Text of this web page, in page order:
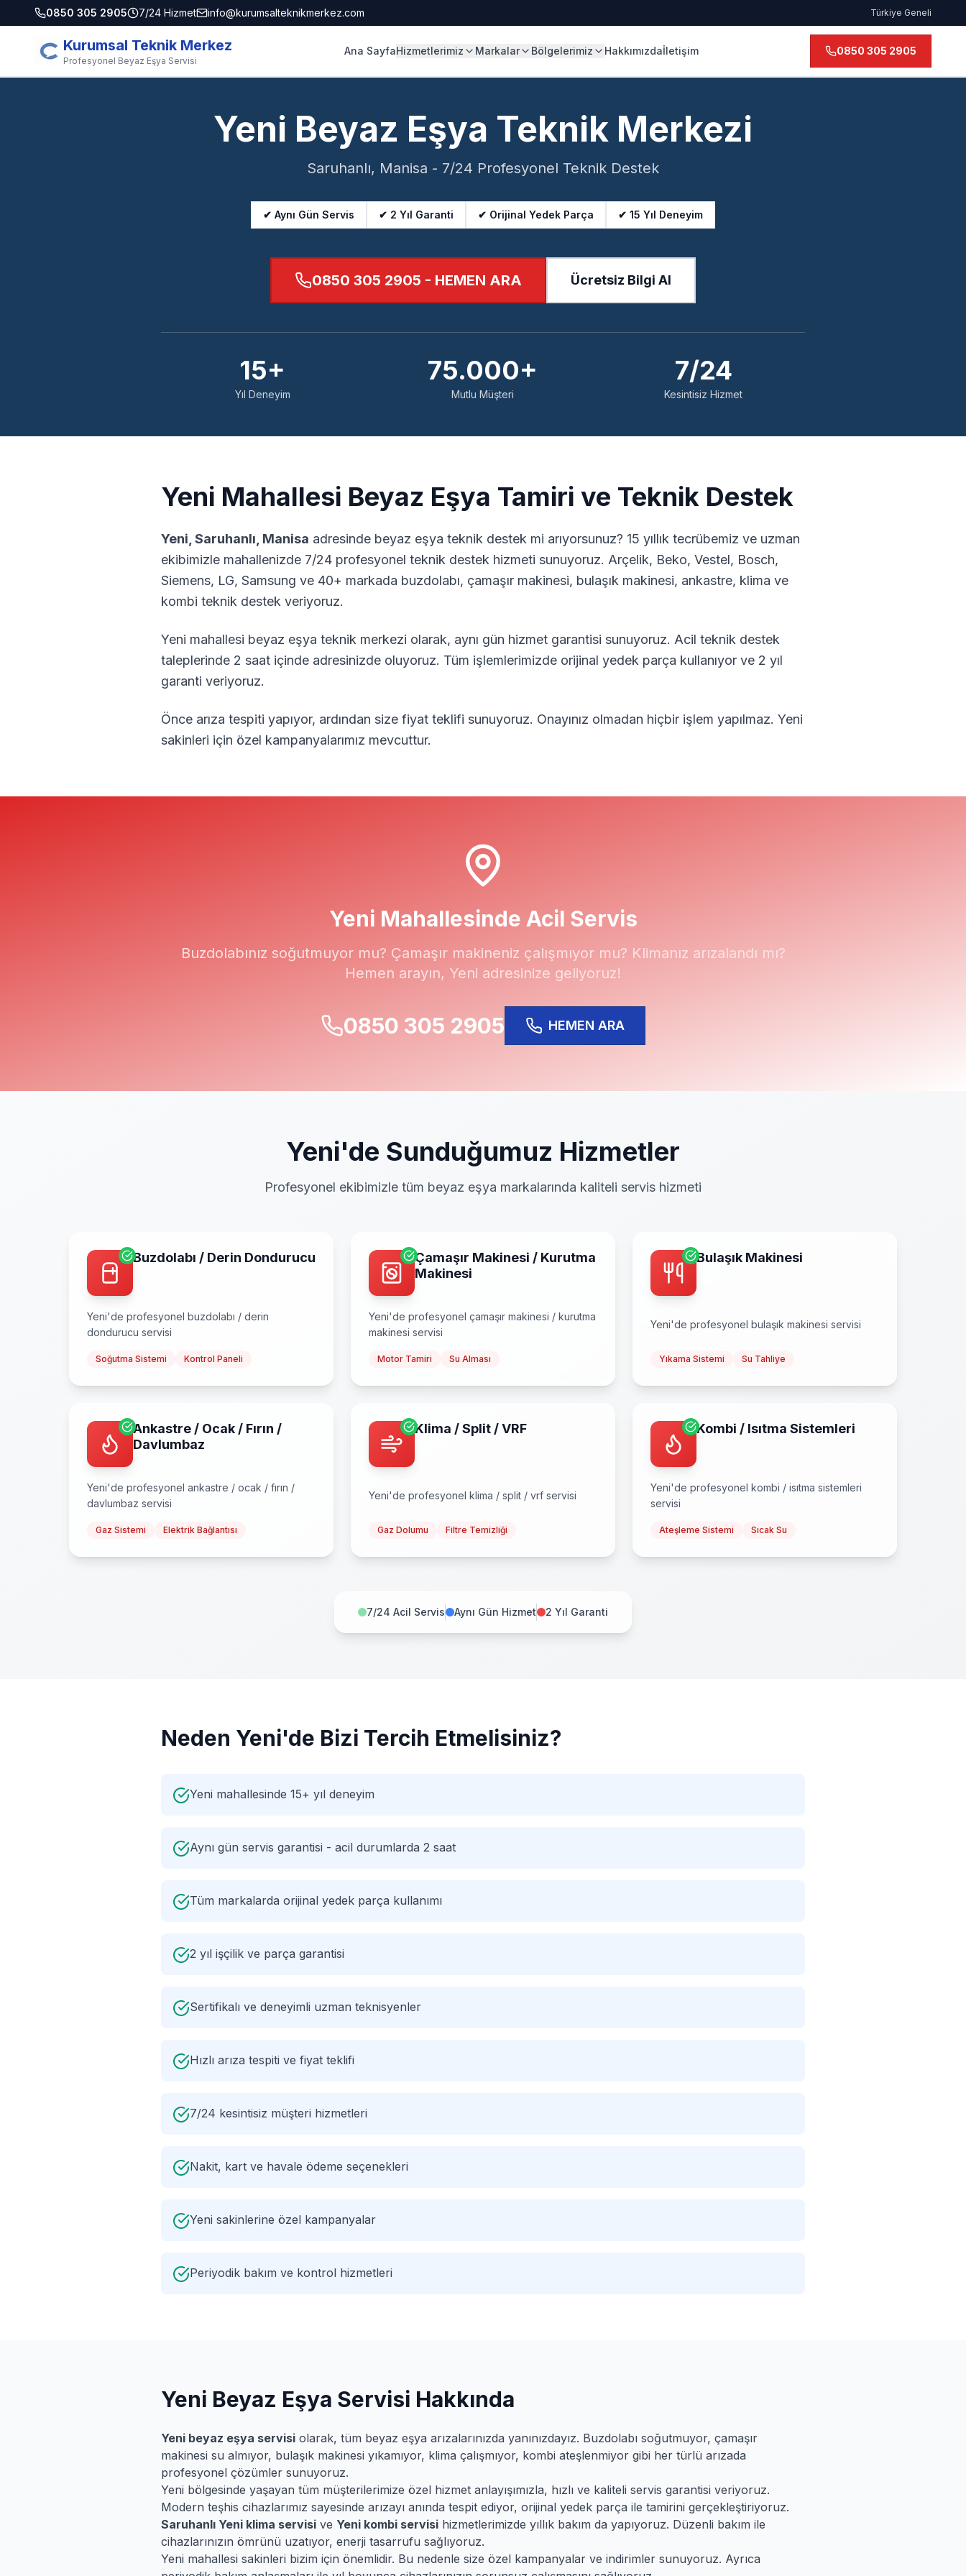
0850 305 2905 7/24 Hizmet info@kurumsalteknikmerkez.com Türkiye Geneli
Kurumsal Teknik Merkez
Profesyonel Beyaz Eşya Servisi
Ana SayfaHizmetlerimiz Markalar Bölgelerimiz Hakkımızdaİletişim 0850 305 2905
Yeni Beyaz Eşya Teknik Merkezi
Saruhanlı, Manisa - 7/24 Profesyonel Teknik Destek
✔ Aynı Gün Servis ✔ 2 Yıl Garanti ✔ Orijinal Yedek Parça ✔ 15 Yıl Deneyim
0850 305 2905 - HEMEN ARA Ücretsiz Bilgi Al
15+
Yıl Deneyim
75.000+
Mutlu Müşteri
7/24
Kesintisiz Hizmet
Yeni Mahallesi Beyaz Eşya Tamiri ve Teknik Destek
Yeni Saruhanlı Manisa adresinde beyaz eşya teknik destek mi arıyorsunuz? 15 yıllık tecrübemiz ve uzman
ekibimizle mahallenizde 7/24 profesyonel teknik destek hizmeti sunuyoruz. Arçelik, Beko, Vestel, Bosch,
Siemens, LG, Samsung ve 40+ markada buzdolabı, çamaşır makinesi, bulaşık makinesi, ankastre, klima ve
kombi teknik destek veriyoruz.
Yeni mahallesi beyaz eşya teknik merkezi olarak, aynı gün hizmet garantisi sunuyoruz. Acil teknik destek
taleplerinde 2 saat içinde adresinizde oluyoruz. Tüm işlemlerimizde orijinal yedek parça kullanıyor ve 2 yıl
garanti veriyoruz.
Önce arıza tespiti yapıyor, ardından size fiyat teklifi sunuyoruz. Onayınız olmadan hiçbir işlem yapılmaz. Yeni
sakinleri için özel kampanyalarımız mevcuttur.
Yeni Mahallesinde Acil Servis
Buzdolabınız soğutmuyor mu? Çamaşır makineniz çalışmıyor mu? Klimanız arızalandı mı?
Hemen arayın, Yeni adresinize geliyoruz!
0850 305 2905 HEMEN ARA
Yeni'de Sunduğumuz Hizmetler
Profesyonel ekibimizle tüm beyaz eşya markalarında kaliteli servis hizmeti
Buzdolabı / Derin Dondurucu
Yeni'de profesyonel buzdolabı / derin
dondurucu servisi
Soğutma Sistemi Kontrol Paneli
Çamaşır Makinesi / Kurutma
Makinesi
Yeni'de profesyonel çamaşır makinesi / kurutma
makinesi servisi
Motor Tamiri Su Alması
Bulaşık Makinesi
Yeni'de profesyonel bulaşık makinesi servisi
Yıkama Sistemi Su Tahliye
Ankastre / Ocak / Fırın /
Davlumbaz
Yeni'de profesyonel ankastre / ocak / fırın /
davlumbaz servisi
Gaz Sistemi Elektrik Bağlantısı
Klima / Split / VRF
Yeni'de profesyonel klima / split / vrf servisi
Gaz Dolumu Filtre Temizliği
Kombi / Isıtma Sistemleri
Yeni'de profesyonel kombi / isıtma sistemleri
servisi
Ateşleme Sistemi Sıcak Su
7/24 Acil Servis Aynı Gün Hizmet 2 Yıl Garanti
Neden Yeni'de Bizi Tercih Etmelisiniz?
Yeni mahallesinde 15+ yıl deneyim
Aynı gün servis garantisi - acil durumlarda 2 saat
Tüm markalarda orijinal yedek parça kullanımı
2 yıl işçilik ve parça garantisi
Sertifikalı ve deneyimli uzman teknisyenler
Hızlı arıza tespiti ve fiyat teklifi
7/24 kesintisiz müşteri hizmetleri
Nakit, kart ve havale ödeme seçenekleri
Yeni sakinlerine özel kampanyalar
Periyodik bakım ve kontrol hizmetleri
Yeni Beyaz Eşya Servisi Hakkında
Yeni beyaz eşya servisi olarak, tüm beyaz eşya arızalarınızda yanınızdayız. Buzdolabı soğutmuyor, çamaşır
makinesi su almıyor, bulaşık makinesi yıkamıyor, klima çalışmıyor, kombi ateşlenmiyor gibi her türlü arızada
profesyonel çözümler sunuyoruz.
Yeni bölgesinde yaşayan tüm müşterilerimize özel hizmet anlayışımızla, hızlı ve kaliteli servis garantisi veriyoruz.
Modern teşhis cihazlarımız sayesinde arızayı anında tespit ediyor, orijinal yedek parça ile tamirini gerçekleştiriyoruz.
Saruhanlı Yeni klima servisi ve Yeni kombi servisi hizmetlerimizde yıllık bakım da yapıyoruz. Düzenli bakım ile
cihazlarınızın ömrünü uzatıyor, enerji tasarrufu sağlıyoruz.
Yeni mahallesi sakinleri bizim için önemlidir. Bu nedenle size özel kampanyalar ve indirimler sunuyoruz. Ayrıca